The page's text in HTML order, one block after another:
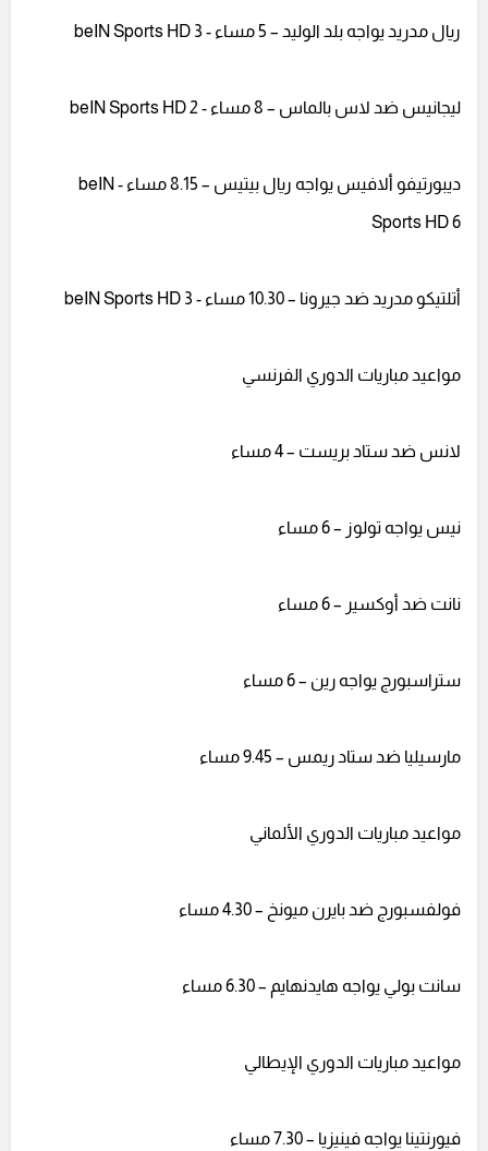
ريال مدريد يواجه بلد الوليد – 5 مساء - beIN Sports HD 3
ليجانيس ضد لاس بالماس – 8 مساء - beIN Sports HD 2
ديبورتيفو ألافيس يواجه ريال بيتيس – 8.15 مساء - beIN
Sports HD 6
أتلتيكو مدريد ضد جيرونا – 10.30 مساء - beIN Sports HD 3
مواعيد مباريات الدوري الفرنسي
لانس ضد ستاد بريست – 4 مساء
نيس يواجه تولوز – 6 مساء
نانت ضد أوكسير – 6 مساء
ستراسبورج يواجه رين – 6 مساء
مارسيليا ضد ستاد ريمس – 9.45 مساء
مواعيد مباريات الدوري الألماني
فولفسبورج ضد بايرن ميونخ – 4.30 مساء
سانت بولي يواجه هايدنهايم – 6.30 مساء
مواعيد مباريات الدوري الإيطالي
فيورنتينا يواجه فينيزيا – 7.30 مساء